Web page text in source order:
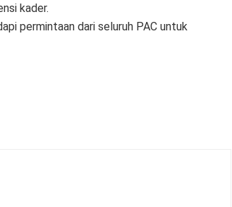
kader.
permintaan dari seluruh PAC untuk